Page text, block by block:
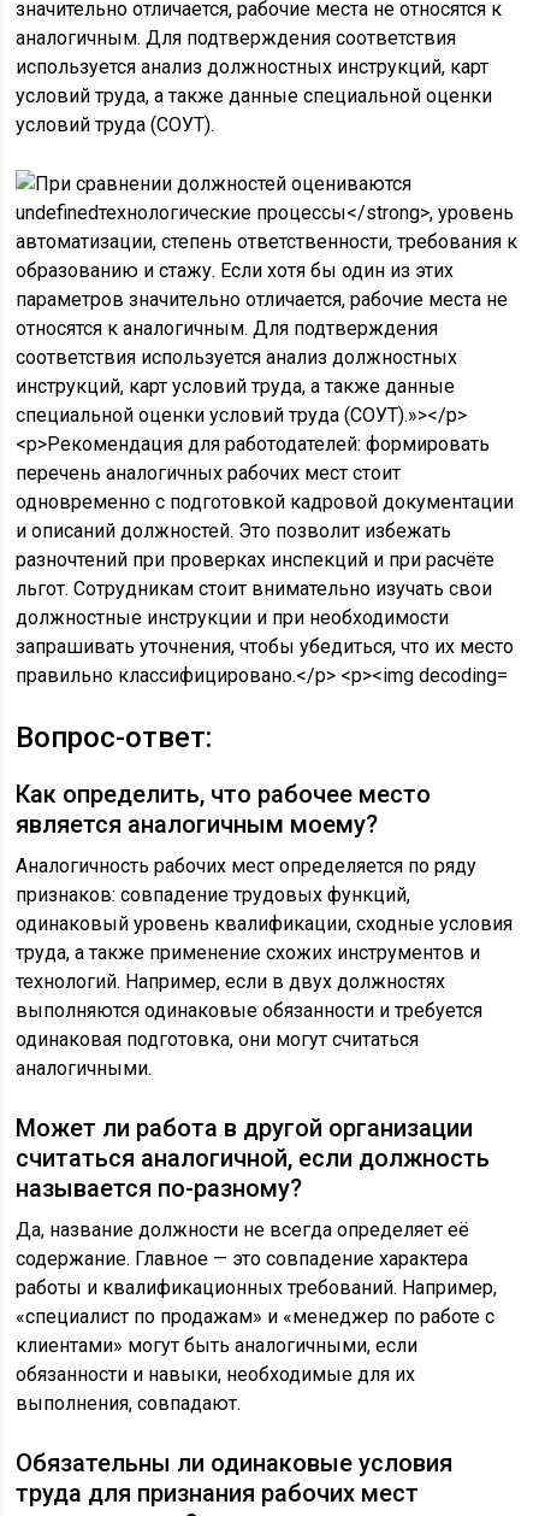
значительно отличается, рабочие места не относятся к
аналогичным. Для подтверждения соответствия
используется анализ должностных инструкций, карт
условий труда, а также данные специальной оценки
условий труда (СОУТ).
Вопрос-ответ:
Как определить, что рабочее место
является аналогичным моему?
Аналогичность рабочих мест определяется по ряду
признаков: совпадение трудовых функций,
одинаковый уровень квалификации, сходные условия
труда, а также применение схожих инструментов и
технологий. Например, если в двух должностях
выполняются одинаковые обязанности и требуется
одинаковая подготовка, они могут считаться
аналогичными.
Может ли работа в другой организации
считаться аналогичной, если должность
называется по-разному?
Да, название должности не всегда определяет её
содержание. Главное — это совпадение характера
работы и квалификационных требований. Например,
«специалист по продажам» и «менеджер по работе с
клиентами» могут быть аналогичными, если
обязанности и навыки, необходимые для их
выполнения, совпадают.
Обязательны ли одинаковые условия
труда для признания рабочих мест